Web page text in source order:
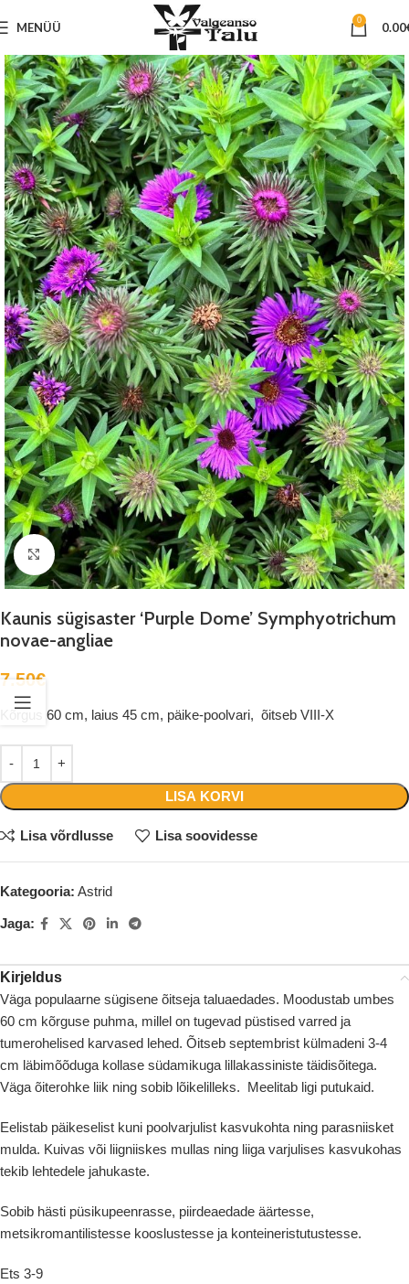
MENÜÜ 0 0.00
Suurenda
Kaunis sügisaster ‘Purple Dome’ Symphyotrichum
novae-angliae
7.50€
Kõrgus 60 cm, laius 45 cm, päike-poolvari, õitseb VIII-X
LISA KORVI
Lisa võrdlusse Lisa soovidesse
Kategooria: Astrid
Jaga:
Kirjeldus
Väga populaarne sügisene õitseja taluaedades. Moodustab umbes
60 cm kõrguse puhma, millel on tugevad püstised varred ja
tumerohelised karvased lehed. Õitseb septembrist külmadeni 3-4
cm läbimõõduga kollase südamikuga lillakassiniste täidisõitega.
Väga õiterohke liik ning sobib lõikelilleks. Meelitab ligi putukaid.
Eelistab päikeselist kuni poolvarjulist kasvukohta ning parasniisket
mulda. Kuivas või liigniiskes mullas ning liiga varjulises kasvukohas
tekib lehtedele jahukaste.
Sobib hästi püsikupeenrasse, piirdeaedade äärtesse,
metsikromantilistesse kooslustesse ja konteineristutustesse.
Ets 3-9